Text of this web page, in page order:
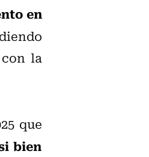
en
la
que
bien